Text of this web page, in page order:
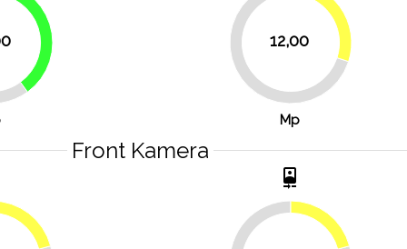
40%
12,00
70%
30%
Mp
Front Kamera
20.8%
camera_front
20.8%